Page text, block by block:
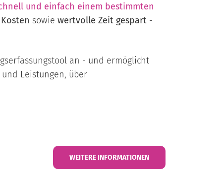
und einfach einem bestimmten
Kosten sowie wertvolle Zeit gespart -
an - und ermöglicht
Leistungen, über
WEITERE INFORMATIONEN